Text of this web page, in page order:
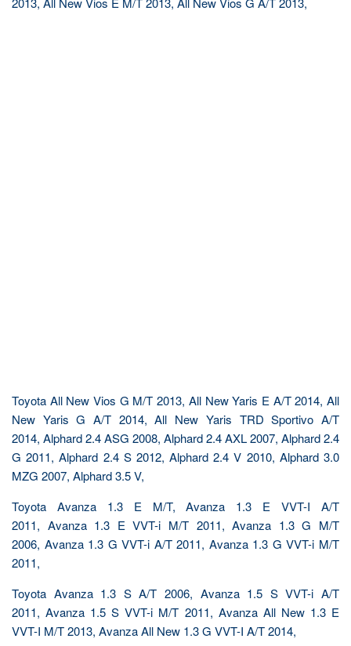
Toyota All New Vios G M/T 2013, All New Yaris E A/T 2014, All
New Yaris G A/T 2014, All New Yaris TRD Sportivo A/T
2014, Alphard 2.4 ASG 2008, Alphard 2.4 AXL 2007, Alphard 2.4
G 2011, Alphard 2.4 S 2012, Alphard 2.4 V 2010, Alphard 3.0
MZG 2007, Alphard 3.5 V,
Toyota Avanza 1.3 E M/T, Avanza 1.3 E VVT-I A/T
2011, Avanza 1.3 E VVT-i M/T 2011, Avanza 1.3 G M/T
2006, Avanza 1.3 G VVT-i A/T 2011, Avanza 1.3 G VVT-i M/T
2011,
Toyota Avanza 1.3 S A/T 2006, Avanza 1.5 S VVT-i A/T
2011, Avanza 1.5 S VVT-i M/T 2011, Avanza All New 1.3 E
VVT-I M/T 2013, Avanza All New 1.3 G VVT-I A/T 2014,